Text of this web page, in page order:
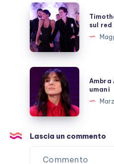
momenti
di
“lucidità”
Timothée
Chalamet
e
Kylie
Jenner
sul
carpet
in
Italia
sul
Ambra
Angiolini:
miei
ex
tutti
casi
umani
Ambra
umani
Lascia un commento